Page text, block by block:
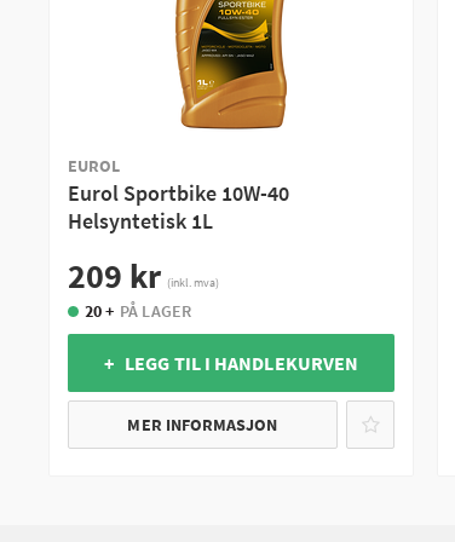
EUROL
Eurol Sportbike 10W-40
Helsyntetisk 1L
209 kr (inkl. mva)
20 + PÅ LAGER
+ LEGG TIL I HANDLEKURVEN
MER INFORMASJON